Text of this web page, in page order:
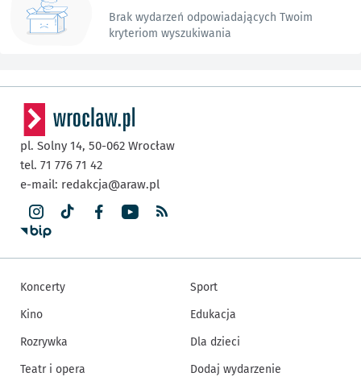
Brak wydarzeń odpowiadających Twoim
kryteriom wyszukiwania
pl. Solny 14, 50-062 Wrocław
tel. 71 776 71 42
e-mail: redakcja@araw.pl
Koncerty
Kino
Rozrywka
Teatr i opera
Sport
Edukacja
Dla dzieci
Dodaj wydarzenie